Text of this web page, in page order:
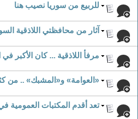
للربيع من سوريا نصيب هنا
آثار من محافظتي اللاذقية
مرفأ اللاذقية ... كان الأكبر في
«العوامة» و«المشبك» .. من
تعد أقدم المكتبات العمومية